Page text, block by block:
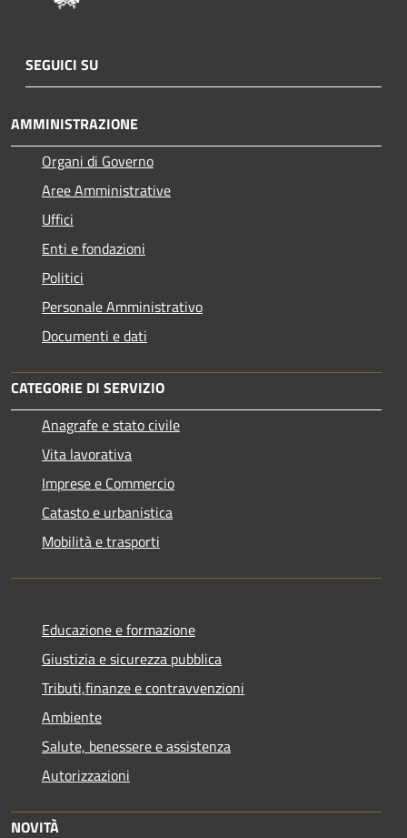
SEGUICI SU
AMMINISTRAZIONE
Organi di Governo
Aree Amministrative
Uffici
Enti e fondazioni
Politici
Personale Amministrativo
Documenti e dati
CATEGORIE DI SERVIZIO
Anagrafe e stato civile
Vita lavorativa
Imprese e Commercio
Catasto e urbanistica
Mobilità e trasporti
Educazione e formazione
Giustizia e sicurezza pubblica
Tributi,finanze e contravvenzioni
Ambiente
Salute, benessere e assistenza
Autorizzazioni
NOVITÀ